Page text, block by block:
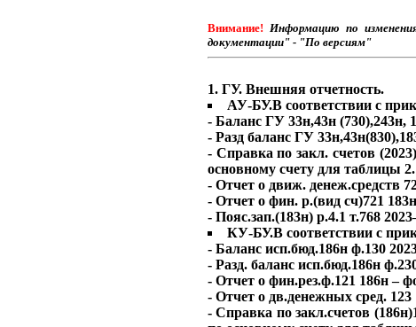
Внимание! Информацию по
документации" - "По версиям"
1. ГУ. Внешняя отчетность.
АУ-БУ.В соответствии с
- Баланс ГУ 33н,43н (730),243н,
- Разд баланс ГУ
- Справка по закл. счетов
основному счету для таблицы 2.
- Отчет о движ. денеж.средств
- Отчет о фин. р.(вид сч)721
- Пояс.зап.(183н) р.4.1 т.768
КУ-БУ.В соответствии с
- Баланс исп.бюд.186н ф.130
- Разд. баланс исп.бюд.186н
- Отчет о фин.рез.ф.121 186н –
- Отчет о дв.денежных сред.
- Справка по закл.счетов